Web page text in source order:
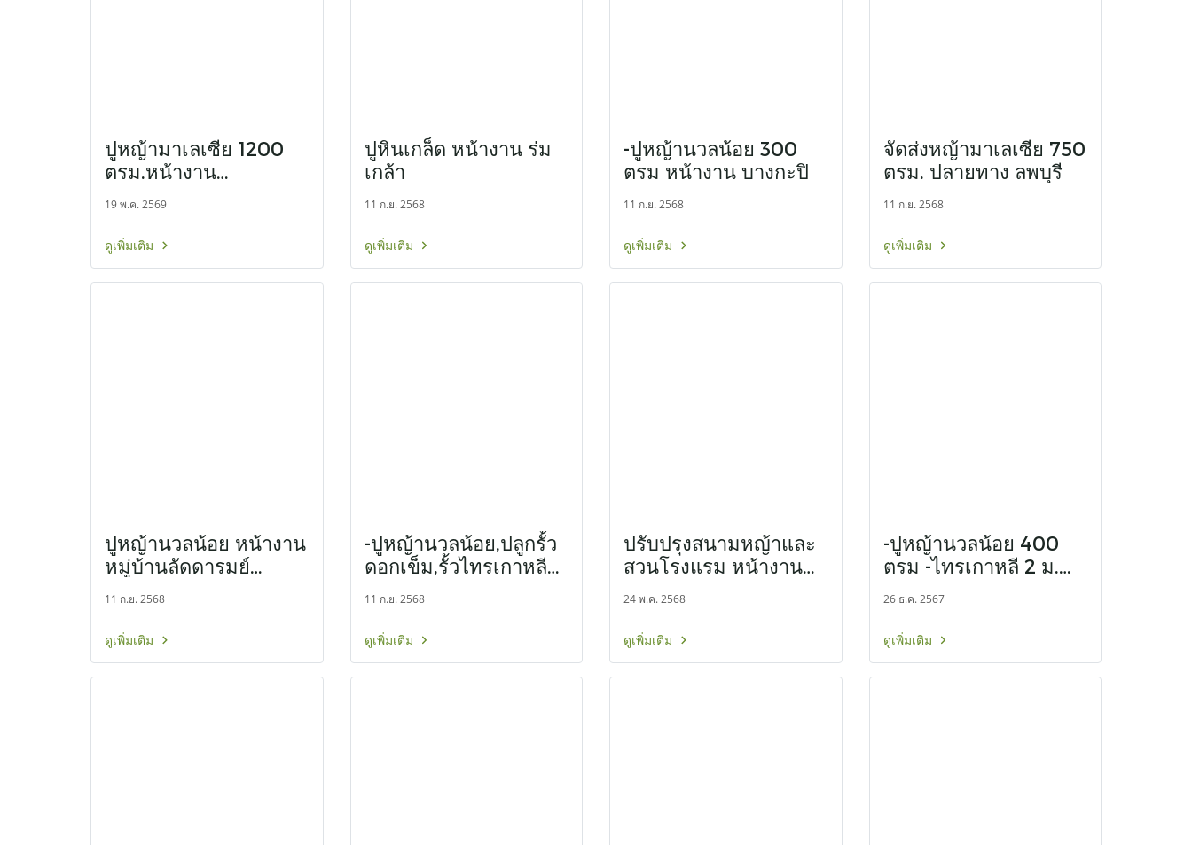
ปูหญ้ามาเลเซีย 1200
ตรม.หน้างาน
19 พ.ค. 2569
ดูเพิ่มเติม
ปูหินเกล็ด หน้างาน ร่ม
เกล้า
11 ก.ย. 2568
ดูเพิ่มเติม
-ปูหญ้านวลน้อย 300
ตรม หน้างาน บางกะปิ
11 ก.ย. 2568
ดูเพิ่มเติม
จัดส่งหญ้ามาเลเซีย 750
ตรม. ปลายทาง ลพบุรี
11 ก.ย. 2568
ดูเพิ่มเติม
ปูหญ้านวลน้อย หน้างาน
หมู่บ้านลัดดารมย์
11 ก.ย. 2568
ดูเพิ่มเติม
-ปูหญ้านวลน้อย,ปลูกรั้ว
ดอกเข็ม,รั้วไทรเกาหลี
11 ก.ย. 2568
ดูเพิ่มเติม
ปรับปรุงสนามหญ้าและ
สวนโรงแรม หน้างาน
24 พ.ค. 2568
ดูเพิ่มเติม
-ปูหญ้านวลน้อย 400
ตรม -ไทรเกาหลี 2 ม.
26 ธ.ค. 2567
ดูเพิ่มเติม